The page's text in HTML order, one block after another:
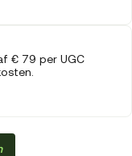
€ 79 per UGC